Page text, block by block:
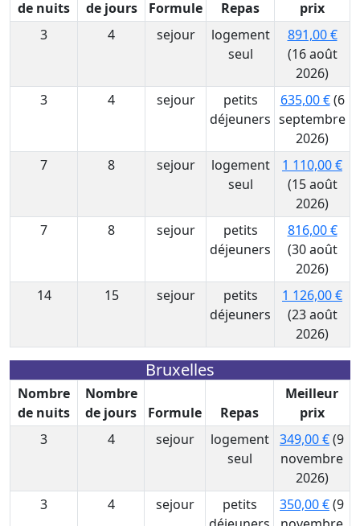
de nuits
de jours
Formule Repas
prix
3
4 sejour
logement
seul
891,00 €
(16 août
2026)
3
4 sejour
petits
déjeuners
635,00 €(6
septembre
2026)
7
8 sejour
logement
seul
1 110,00 €
(15 août
2026)
7
8 sejour
petits
déjeuners
816,00 €
(30 août
2026)
14
15 sejour
petits
déjeuners
1 126,00 €
(23 août
2026)
Bruxelles
Nombre
de nuits
Nombre
de jours
Formule Repas
Meilleur
prix
3
4 sejour
logement
seul
349,00 €(9
novembre
2026)
3
4 sejour
petits
350,00 €(9